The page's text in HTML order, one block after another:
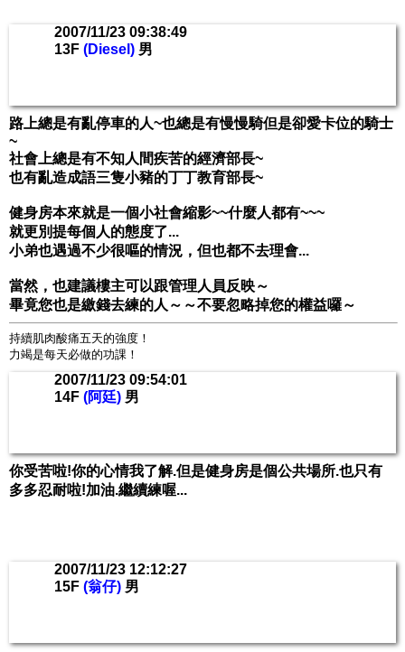
2007/11/23 09:38:49
13F (Diesel) 男
路上總是有亂停車的人~也總是有慢慢騎但是卻愛卡位的騎士
~
社會上總是有不知人間疾苦的經濟部長~
也有亂造成語三隻小豬的丁丁教育部長~
健身房本來就是一個小社會縮影~~什麼人都有~~~
就更別提每個人的態度了...
小弟也遇過不少很嘔的情況，但也都不去理會...
當然，也建議樓主可以跟管理人員反映～
畢竟您也是繳錢去練的人～～不要忽略掉您的權益囉～
持續肌肉酸痛五天的強度！
力竭是每天必做的功課！
2007/11/23 09:54:01
14F (阿廷) 男
你受苦啦!你的心情我了解.但是健身房是個公共場所.也只有
多多忍耐啦!加油.繼續練喔...
2007/11/23 12:12:27
15F (翁仔) 男